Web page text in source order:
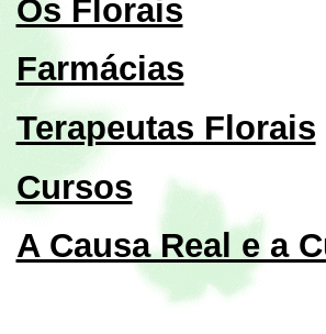
Os Florais
Farmácias
Terapeutas Florais
Cursos
A Causa Real e a